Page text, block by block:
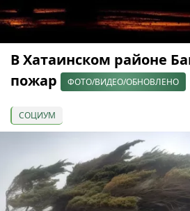
В Хатаинском районе
пожар
ФОТО/ВИДЕО/ОБНОВЛЕНО
СОЦИУМ